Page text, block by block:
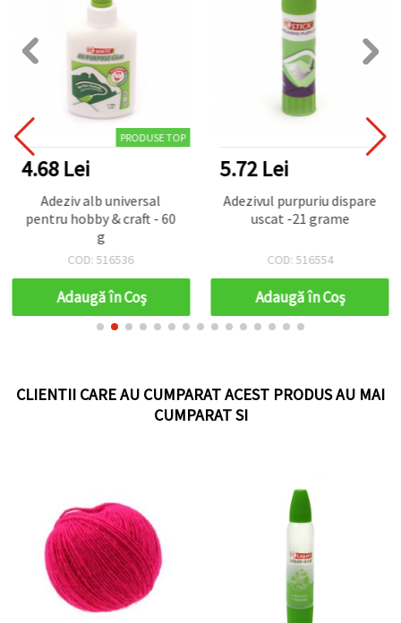
PRODUSE TOP
4.68 Lei
Adeziv alb universal
pentru hobby & craft - 60
g
COD: 516536
Adaugă în Coş
5.72 Lei
Adezivul purpuriu dispare
uscat -21 grame
COD: 516554
Adaugă în Coş
CLIENTII CARE AU CUMPARAT ACEST PRODUS AU MAI
CUMPARAT SI